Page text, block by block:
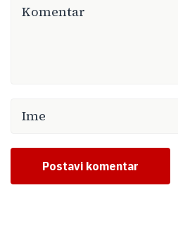
Postavi komentar